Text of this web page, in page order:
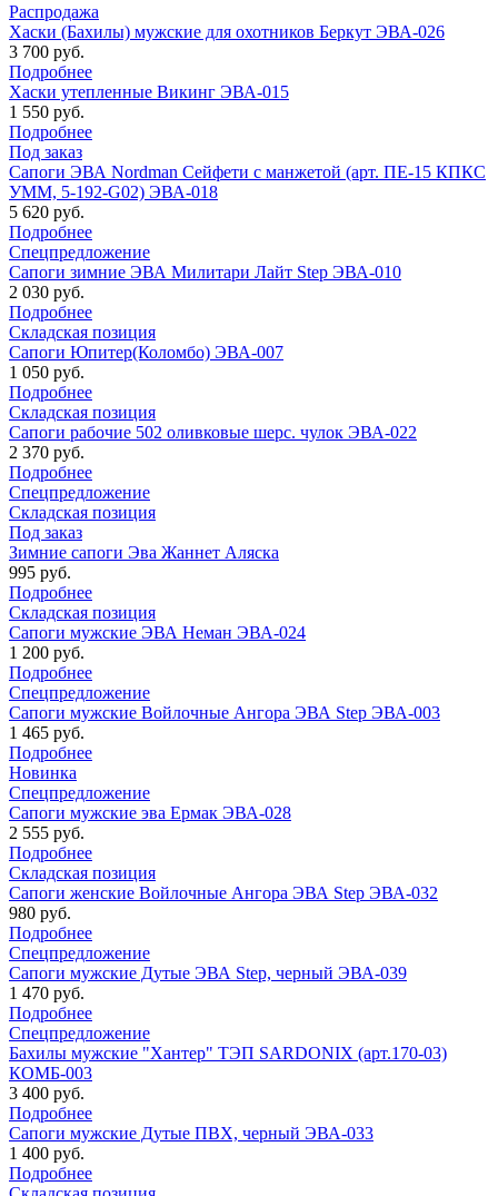
Распродажа
Хаски (Бахилы) мужские для охотников Беркут ЭВА-026
3 700 руб.
Подробнее
Хаски утепленные Викинг ЭВА-015
1 550 руб.
Подробнее
Под заказ
Сапоги ЭВА Nordman Сейфети с манжетой (арт. ПЕ-15 КПКС
УММ, 5-192-G02) ЭВА-018
5 620 руб.
Подробнее
Спецпредложение
Сапоги зимние ЭВА Милитари Лайт Step ЭВА-010
2 030 руб.
Подробнее
Складская позиция
Сапоги Юпитер(Коломбо) ЭВА-007
1 050 руб.
Подробнее
Складская позиция
Сапоги рабочие 502 оливковые шерс. чулок ЭВА-022
2 370 руб.
Подробнее
Спецпредложение
Складская позиция
Под заказ
Зимние сапоги Эва Жаннет Аляска
995 руб.
Подробнее
Складская позиция
Сапоги мужские ЭВА Неман ЭВА-024
1 200 руб.
Подробнее
Спецпредложение
Сапоги мужские Войлочные Ангора ЭВА Step ЭВА-003
1 465 руб.
Подробнее
Новинка
Спецпредложение
Сапоги мужские эва Ермак ЭВА-028
2 555 руб.
Подробнее
Складская позиция
Сапоги женские Войлочные Ангора ЭВА Step ЭВА-032
980 руб.
Подробнее
Спецпредложение
Сапоги мужские Дутые ЭВА Step, черный ЭВА-039
1 470 руб.
Подробнее
Спецпредложение
Бахилы мужские "Хантер" ТЭП SARDONIX (арт.170-03)
КОМБ-003
3 400 руб.
Подробнее
Сапоги мужские Дутые ПВХ, черный ЭВА-033
1 400 руб.
Подробнее